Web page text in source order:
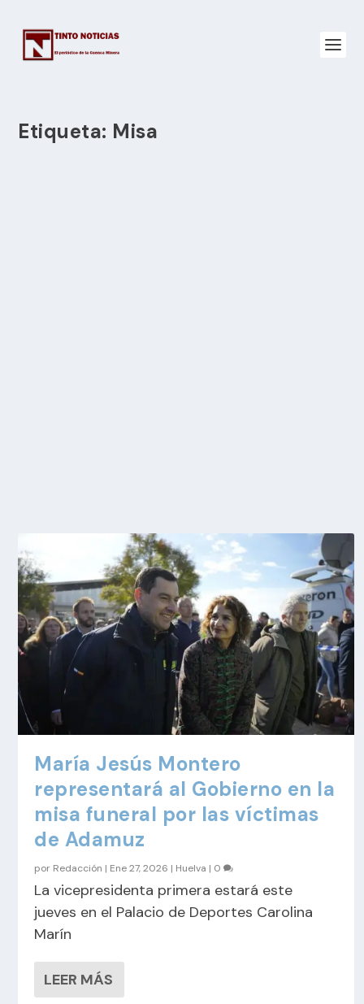
Etiqueta: Misa
María Jesús Montero
representará al Gobierno en la
misa funeral por las víctimas
de Adamuz
por Redacción | Ene 27, 2026 | Huelva | 0
La vicepresidenta primera estará este
jueves en el Palacio de Deportes Carolina
Marín
LEER MÁS